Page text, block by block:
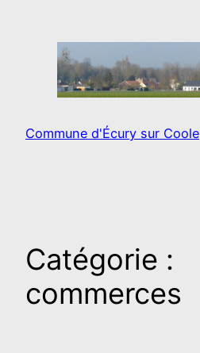
Commune d'Écury sur Coole
Catégorie :
commerces